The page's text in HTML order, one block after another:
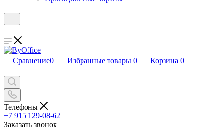
Сравнение0 Избранные товары 0 Корзина 0
Телефоны
+7 915 129-08-62
Заказать звонок